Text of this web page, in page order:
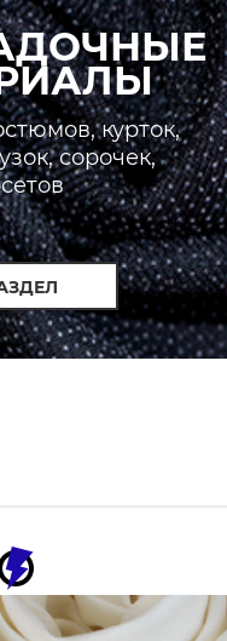
курток,
сорочек,